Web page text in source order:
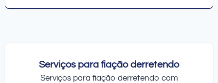
Serviços para fiação derretendo
Serviços para fiação derretendo com